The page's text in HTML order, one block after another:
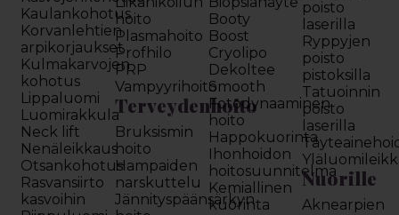
Kaulankohotus
Korvanlehtien
arpikorjaukset
Kulmakarvojen
kohotus
Lippaluomi
Luomirakkula
Neck lift
Nenäleikkaus
Otsankohotus
Rasvansiirto
kasvoihin
hoito
Plasmahoito
Profhilo
PRP
Vampyyrihoito
Terveydenhoito
Bruksismin
hoito
Hampaiden
narskuttelu
Jännityspäänsärkyn
Booty
Boost
Cryolipo
Dekoltee
Smooth
Fotodynaaminen
hoito
Happokuorinta
Ihonhoidon
hoitosuunnitelma
Kemiallinen
kuorinta
poisto
laserilla
Ryppyjen
poisto
pistoksilla
Tatuoinnin
poisto
laserilla
Nuorille
Aknearpien